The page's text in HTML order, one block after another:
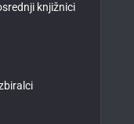
knjižnici